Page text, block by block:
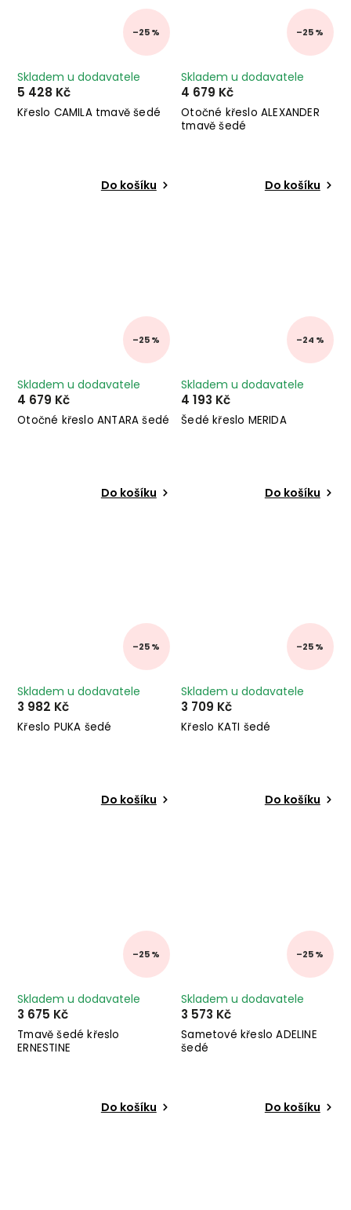
–25 %
Křeslo CAMILA tmavě šedé
Skladem u dodavatele
5 428 Kč
Do košíku
–25 %
Otočné křeslo ALEXANDER
tmavě šedé
Skladem u dodavatele
4 679 Kč
Do košíku
–25 %
Otočné křeslo ANTARA šedé
Skladem u dodavatele
4 679 Kč
Do košíku
–24 %
Šedé křeslo MERIDA
Skladem u dodavatele
4 193 Kč
Do košíku
–25 %
Křeslo PUKA šedé
Skladem u dodavatele
3 982 Kč
Do košíku
–25 %
Křeslo KATI šedé
Skladem u dodavatele
3 709 Kč
Do košíku
–25 %
Tmavě šedé křeslo
ERNESTINE
Skladem u dodavatele
3 675 Kč
Do košíku
–25 %
Sametové křeslo ADELINE
šedé
Skladem u dodavatele
3 573 Kč
Do košíku